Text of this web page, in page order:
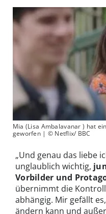
Mia (Lisa Ambalavanar ) hat
geworfen | © Netflix/ BBC
„Und genau das liebe
unglaublich wichtig,
Vorbilder und
übernimmt die
abhängig. Mir gefällt
ändern kann und